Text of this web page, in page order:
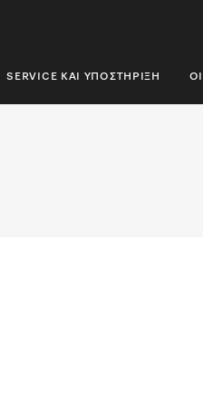
SERVICE ΚΑΙ ΥΠΟΣΤΉΡΙΞΗ